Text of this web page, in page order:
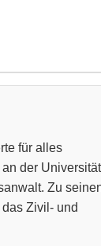
für alles
der Universität
Zu
Zivil- und